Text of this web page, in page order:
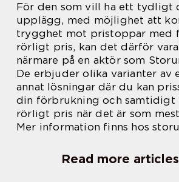
För den som vill ha ett tydligt
upplägg, med möjlighet att
trygghet mot pristoppar med
rörligt pris, kan det därför
närmare på en aktör som
De erbjuder olika varianter av
annat lösningar där du kan
din förbrukning och samtidigt
rörligt pris när det är som
Mer information finns hos
Read more